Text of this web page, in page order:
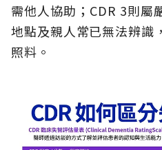
需他人協助；CDR 3則屬
地點及親人常已無法辨識
照料。